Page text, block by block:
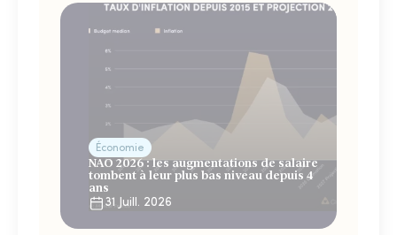
Économie
NAO 2026 : les augmentations de salaire
tombent à leur plus bas niveau depuis 4
ans
31 Juill. 2026